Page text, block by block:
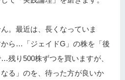
。最近は、長くなっていま
ら…「ジェイドG」の株を「後
残り500株ずつを買いますが、
る」のを、待った方が良いか